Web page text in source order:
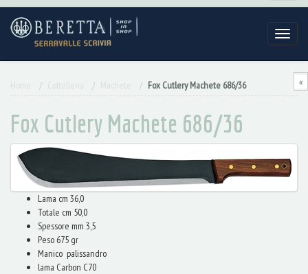
Fox Cutlery Machete 686/36
Fox Cutlery Machete 686/36
«
Lama cm 36,0
Totale cm 50,0
Spessore mm 3,5
Peso 675 gr
Manico palissandro
lama Carbon C70